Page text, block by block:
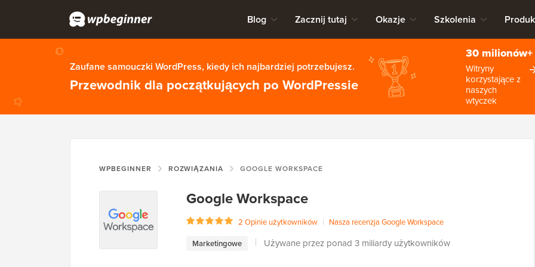
Blog Zacznij tutaj Okazje Szkolenia
Zaufane samouczki WordPress, kiedy ich najbardziej potrzebujesz.
Przewodnik dla początkujących po WordPressie
30 milionów+
Witryny
korzystające z
naszych
wtyczek
WPBEGINNER ROZWIĄZANIA GOOGLE WORKSPACE
Google Workspace
2 Opinie użytkowników | Nasza recenzja Google Workspace
Marketingowe Używane przez ponad 3 miliardy użytkowników